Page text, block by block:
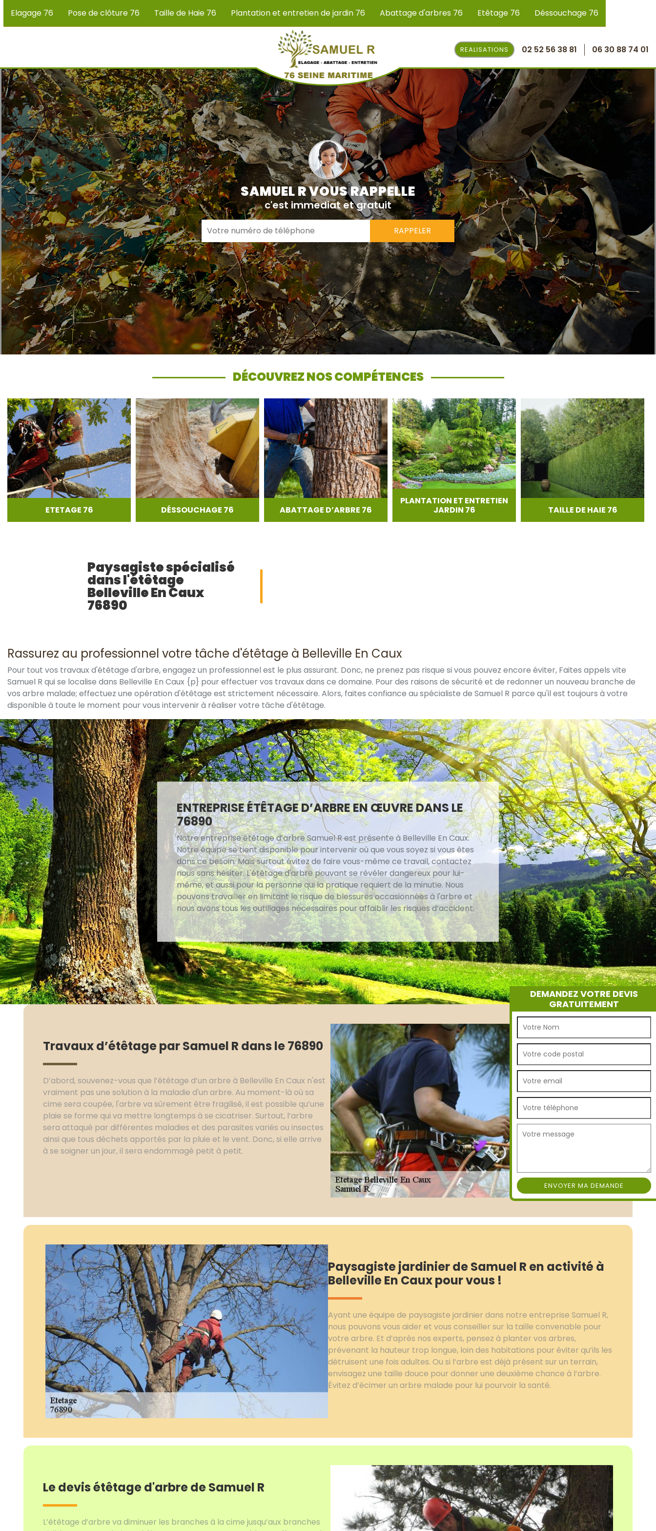
Elagage 76 Pose de clôture 76 Taille de Haie 76 Plantation et entretien de jardin 76 Abattage d'arbres 76 Etêtage 76 Déssouchage 76
REALISATIONS 02 52 56 38 81 06 30 88 74 01
SAMUEL R VOUS RAPPELLE
c'est immediat et gratuit
DÉCOUVREZ NOS COMPÉTENCES
ETETAGE 76 DÉSSOUCHAGE 76 ABATTAGE D’ARBRE 76
PLANTATION ET ENTRETIEN
JARDIN 76
TAILLE DE HAIE 76
DEMANDEZ VOTRE DEVIS
GRATUITEMENT
Paysagiste spécialisé
dans l'étêtage
Belleville En Caux
76890
Rassurez au professionnel votre tâche d'étêtage à Belleville En Caux
Pour tout vos travaux d'étêtage d'arbre, engagez un professionnel est le plus assurant. Donc, ne prenez pas risque si vous pouvez encore éviter, Faites appels vite
Samuel R qui se localise dans Belleville En Caux {p} pour effectuer vos travaux dans ce domaine. Pour des raisons de sécurité et de redonner un nouveau branche de
vos arbre malade; effectuez une opération d'étêtage est strictement nécessaire. Alors, faites confiance au spécialiste de Samuel R parce qu'il est toujours à votre
disponible à toute le moment pour vous intervenir à réaliser votre tâche d'étêtage.
ENTREPRISE ÉTÊTAGE D’ARBRE EN ŒUVRE DANS LE
76890
Notre entreprise étêtage d’arbre Samuel R est présente à Belleville En Caux.
Notre équipe se tient disponible pour intervenir où que vous soyez si vous êtes
dans ce besoin. Mais surtout évitez de faire vous-même ce travail, contactez
nous sans hésiter. L'étêtage d'arbre pouvant se révéler dangereux pour lui-
même, et aussi pour la personne qui la pratique requiert de la minutie. Nous
pouvons travailler en limitant le risque de blessures occasionnées à l'arbre et
nous avons tous les outillages nécessaires pour affaiblir les risques d’accident.
Travaux d’étêtage par Samuel R dans le 76890
D’abord, souvenez-vous que l’étêtage d’un arbre à Belleville En Caux n'est
vraiment pas une solution à la maladie d'un arbre. Au moment-là où sa
cime sera coupée, l'arbre va sûrement être fragilisé, il est possible qu’une
plaie se forme qui va mettre longtemps à se cicatriser. Surtout, l’arbre
sera attaqué par différentes maladies et des parasites variés ou insectes
ainsi que tous déchets apportés par la pluie et le vent. Donc, si elle arrive
à se soigner un jour, il sera endommagé petit à petit.
Paysagiste jardinier de Samuel R en activité à
Belleville En Caux pour vous !
Ayant une équipe de paysagiste jardinier dans notre entreprise Samuel R,
nous pouvons vous aider et vous conseiller sur la taille convenable pour
votre arbre. Et d’après nos experts, pensez à planter vos arbres,
prévenant la hauteur trop longue, loin des habitations pour éviter qu’ils les
détruisent une fois adultes. Ou si l’arbre est déjà présent sur un terrain,
envisagez une taille douce pour donner une deuxième chance à l’arbre.
Évitez d’écimer un arbre malade pour lui pourvoir la santé.
Le devis étêtage d'arbre de Samuel R
L’étêtage d’arbre va diminuer les branches à la cime jusqu’aux branches